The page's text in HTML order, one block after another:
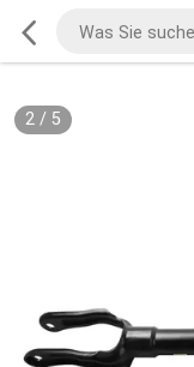
2/ 5